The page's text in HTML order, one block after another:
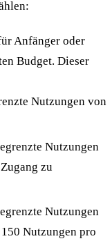
Anfänger oder
Budget. Dieser
Nutzungen von
Nutzungen
zu
Nutzungen
Nutzungen pro